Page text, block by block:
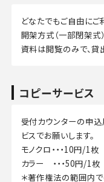
どなたでもご自由にご
開架方式（一部閉架式）
資料は閲覧のみで、貸
コピーサービス
受付カウンターの申
ビスでお願いします。
モノクロ・・・10円/1枚
カラー ・・・50円/1枚
＊著作権法の範囲内で